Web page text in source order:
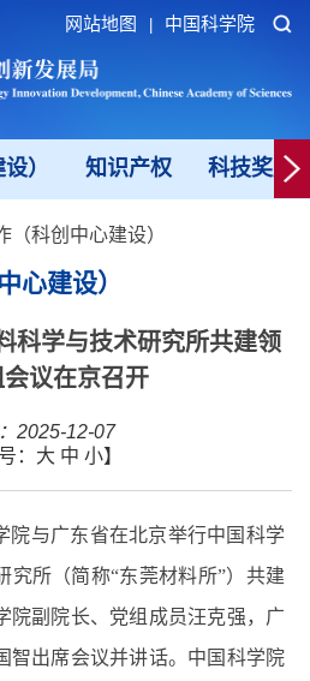
网站地图 中国科学院
） 知识产权 科技奖励
（科创中心建设）
心建设）
科学与技术研究所共建领
议在京召开
2025-12-07
： 大 中 小】
院与广东省在北京举行中国科学
究所（简称“东莞材料所”）共建
院副院长、党组成员汪克强，广
智出席会议并讲话。中国科学院